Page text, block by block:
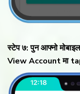
स्टेप ७: पुन आफ्नो
View Account मा